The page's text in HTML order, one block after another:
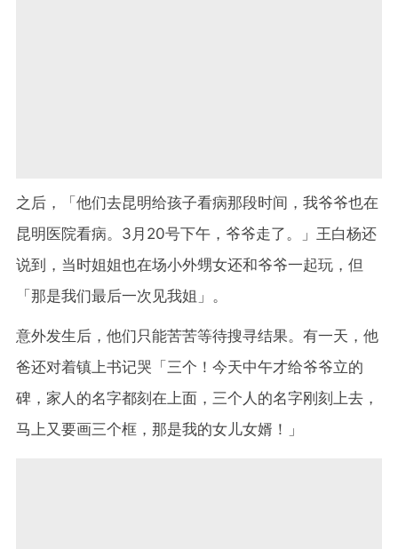
之后，「他们去昆明给孩子看病那段时间，我爷爷也在
昆明医院看病。 3 月 20号下午，爷爷走了。」王白杨还
说到，当时姐姐也在场小外甥女还和爷爷一起玩，但
「那是我们最后一次见我姐」。
意外发生后，他们只能苦苦等待搜寻结果。有一天，他
爸还对着镇上书记哭「三个！今天中午才给爷爷立的
碑，家人的名字都刻在上面，三个人的名字刚刻上去，
马上又要画三个框，那是我的女儿女婿！」